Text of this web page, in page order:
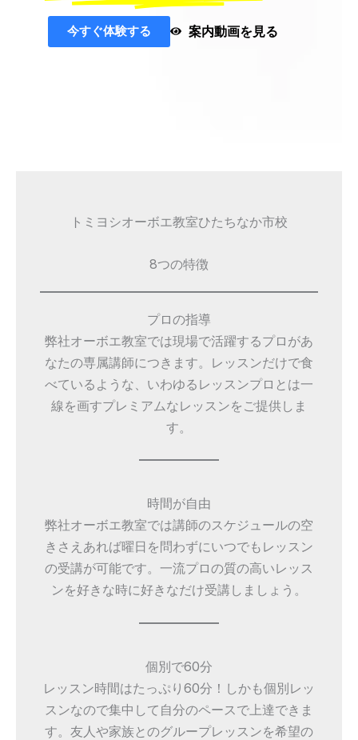
今すぐ体験する 案内動画を見る
トミヨシオーボエ教室ひたちなか市校
8つの特徴
プロの指導
弊社オーボエ教室では現場で活躍するプロがあ
なたの専属講師につきます。レッスンだけで食
べているような、いわゆるレッスンプロとは一
線を画すプレミアムなレッスンをご提供しま
す。
時間が自由
弊社オーボエ教室では講師のスケジュールの空
きさえあれば曜日を問わずにいつでもレッスン
の受講が可能です。一流プロの質の高いレッス
ンを好きな時に好きなだけ受講しましょう。
個別で60分
レッスン時間はたっぷり60分！しかも個別レッ
スンなので集中して自分のペースで上達できま
す。友人や家族とのグループレッスンを希望の